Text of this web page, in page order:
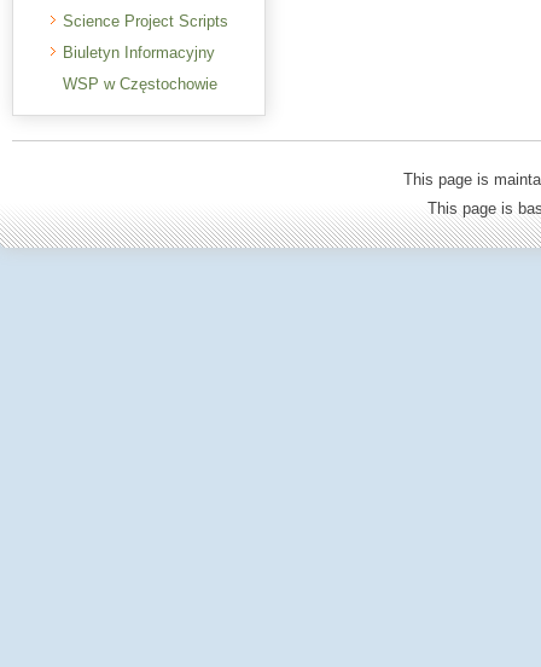
Science Project Scripts
Biuletyn Informacyjny
WSP w Częstochowie
This page is
This page is